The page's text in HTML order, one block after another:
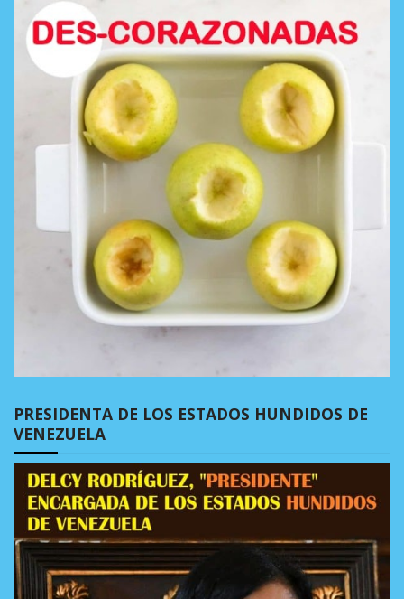
PRESIDENTA DE LOS ESTADOS HUNDIDOS DE
VENEZUELA